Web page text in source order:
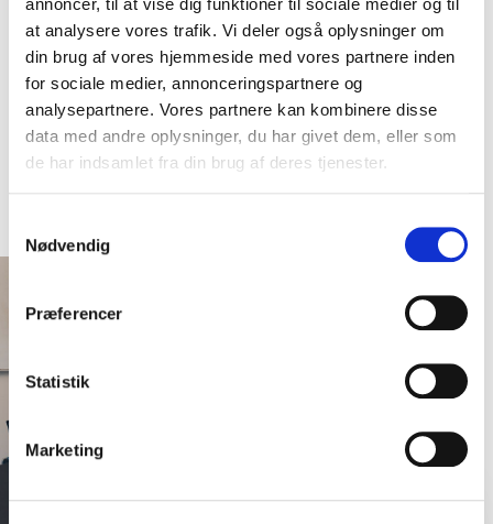
at analysere vores trafik. Vi deler også oplysninger om
din brug af vores hjemmeside med vores partnere inden
for sociale medier, annonceringspartnere og
analysepartnere. Vores partnere kan kombinere disse
data med andre oplysninger, du har givet dem, eller som
de har indsamlet fra din brug af deres tjenester.
Nødvendig
Præferencer
Statistik
Marketing
at løse opgaven og vi kan rådgive om alternativer, hvis
det kan understøtte kundens behov lige så godt som at
få udviklet egen software. Den tilgang kalder vi for no-
bullshit – fordi det giver mening.